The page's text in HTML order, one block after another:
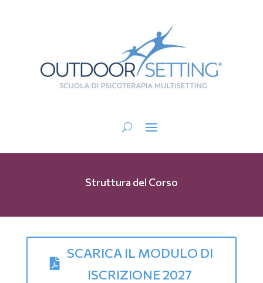
Struttura del Corso
SCARICA IL MODULO DI
ISCRIZIONE 2027